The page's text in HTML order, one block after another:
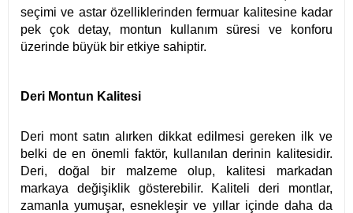
seçimi ve astar özelliklerinden fermuar kalitesine kadar
pek çok detay, montun kullanım süresi ve konforu
üzerinde büyük bir etkiye sahiptir.
Deri Montun Kalitesi
Deri mont satın alırken dikkat edilmesi gereken ilk ve
belki de en önemli faktör, kullanılan derinin kalitesidir.
Deri, doğal bir malzeme olup, kalitesi markadan
markaya değişiklik gösterebilir. Kaliteli deri montlar,
zamanla yumuşar, esnekleşir ve yıllar içinde daha da